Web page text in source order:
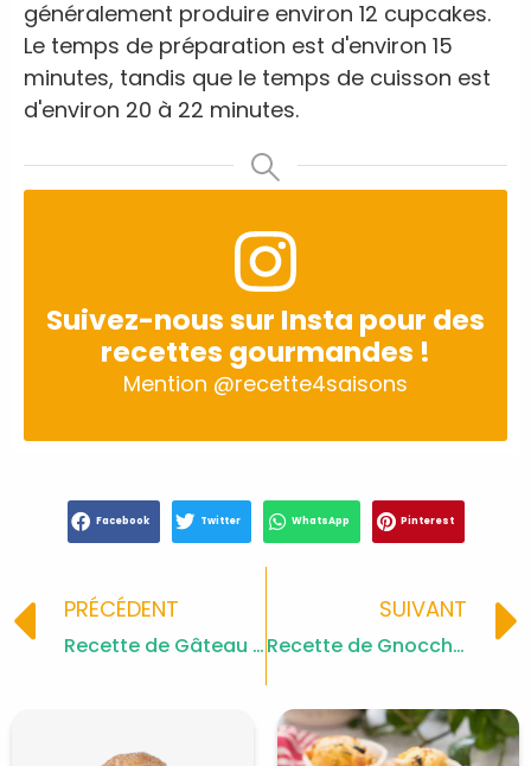
généralement produire environ 12 cupcakes.
Le temps de préparation est d'environ 15
minutes, tandis que le temps de cuisson est
d'environ 20 à 22 minutes.
Suivez-nous sur Insta pour des
recettes gourmandes !
Mention @recette4saisons
Facebook Twitter WhatsApp Pinterest
Prev
PRÉCÉDENT
Recette de Gâteau Bi-couche Chocolat & Mascarpone
SUIVANT
Recette de Gnocchi à la Ricotta et Sauce au Beurre Doré